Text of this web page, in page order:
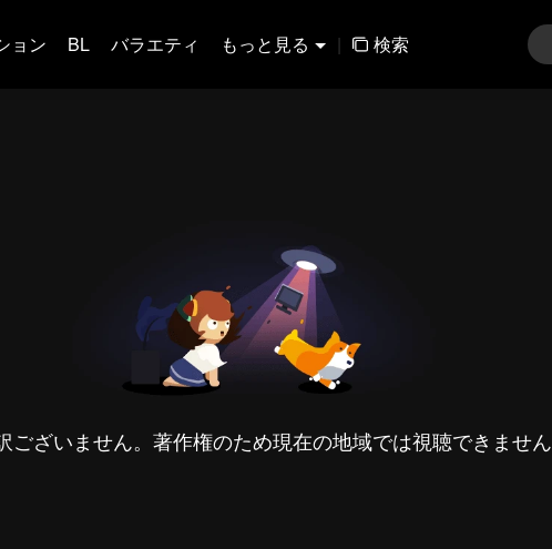
ョン BL バラエティ もっと見る | 検索
ございません。著作権のため現在の地域では視聴できません